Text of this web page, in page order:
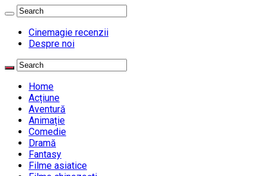
Cinemagie recenzii
Despre noi
Home
Acțiune
Aventură
Animație
Comedie
Dramă
Fantasy
Filme asiatice